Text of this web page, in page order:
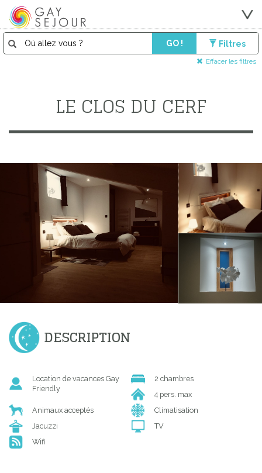
GO ! Filtres
Effacer les filtres
LE CLOS DU CERF
DESCRIPTION
Location de vacances Gay
Friendly
2 chambres
4 pers. max
Animaux acceptés
Climatisation
Jacuzzi
TV
Wifi